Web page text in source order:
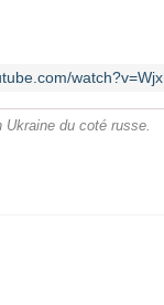
du coté russe.